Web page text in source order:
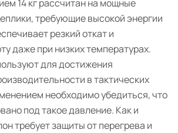
14 кг рассчитан на мощные
требующие высокой энергии
резкий откат и
даже при низких температурах.
для достижения
в тактических
необходимо убедиться, что
под такое давление. Как и
требует защиты от перегрева и